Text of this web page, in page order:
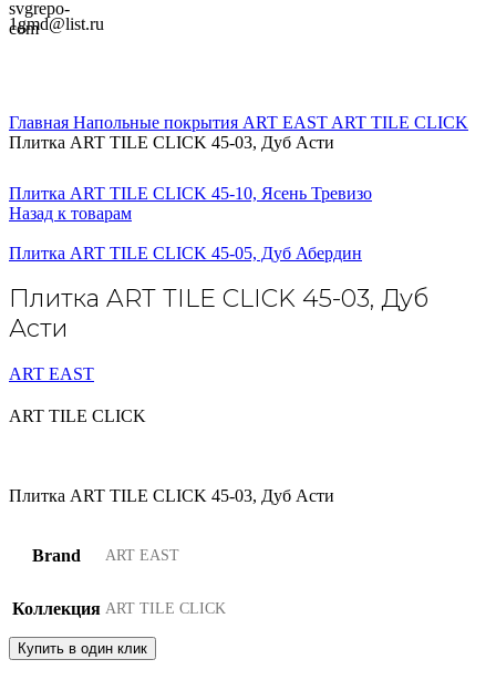
1gmd@list.ru
Главная Напольные покрытия ART EAST ART TILE CLICK
Плитка ART TILE CLICK 45-03, Дуб Асти
Плитка ART TILE CLICK 45-10, Ясень Тревизо
Назад к товарам
Плитка ART TILE CLICK 45-05, Дуб Абердин
Плитка ART TILE CLICK 45-03, Дуб
Асти
ART EAST
ART TILE CLICK
Плитка ART TILE CLICK 45-03, Дуб Асти
Brand ART EAST
Коллекция ART TILE CLICK
Купить в один клик